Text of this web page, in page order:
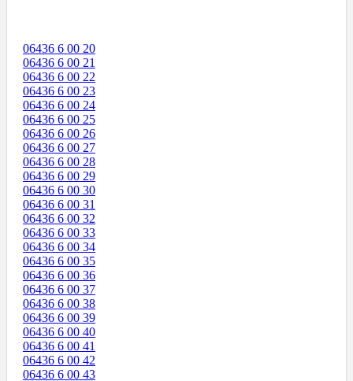
06436 6 00 20
06436 6 00 21
06436 6 00 22
06436 6 00 23
06436 6 00 24
06436 6 00 25
06436 6 00 26
06436 6 00 27
06436 6 00 28
06436 6 00 29
06436 6 00 30
06436 6 00 31
06436 6 00 32
06436 6 00 33
06436 6 00 34
06436 6 00 35
06436 6 00 36
06436 6 00 37
06436 6 00 38
06436 6 00 39
06436 6 00 40
06436 6 00 41
06436 6 00 42
06436 6 00 43